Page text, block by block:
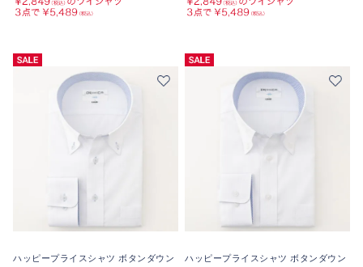
ハッピープライスシャツ ボタンダウン
ハッピープライスシャツ ボタンダウン